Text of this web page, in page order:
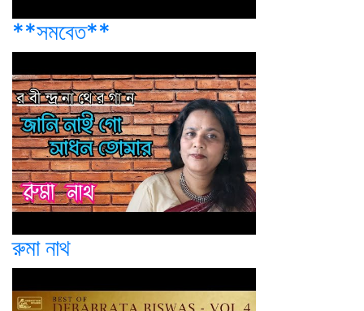
**সমবেত**
রুমা নাথ